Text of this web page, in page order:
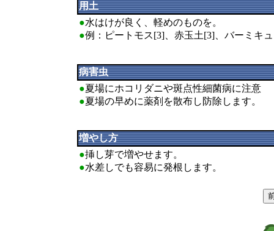
用土
●水はけが良く、軽めのものを。
●例：ピートモス[3]、赤玉土[3]、バーミキ
病害虫
●夏場にホコリダニや斑点性細菌病に注意
●夏場の早めに薬剤を散布し防除します。
増やし方
●挿し芽で増やせます。
●水差しでも容易に発根します。